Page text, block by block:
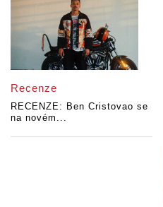
Recenze
RECENZE: Ben Cristovao se
na novém...